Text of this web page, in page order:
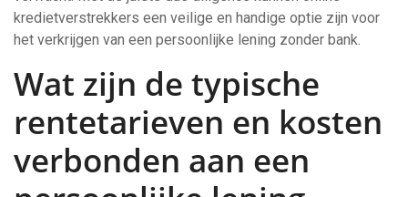
kredietverstrekkers een veilige en handige optie zijn voor
het verkrijgen van een persoonlijke lening zonder bank.
Wat zijn de typische
rentetarieven en kosten
verbonden aan een